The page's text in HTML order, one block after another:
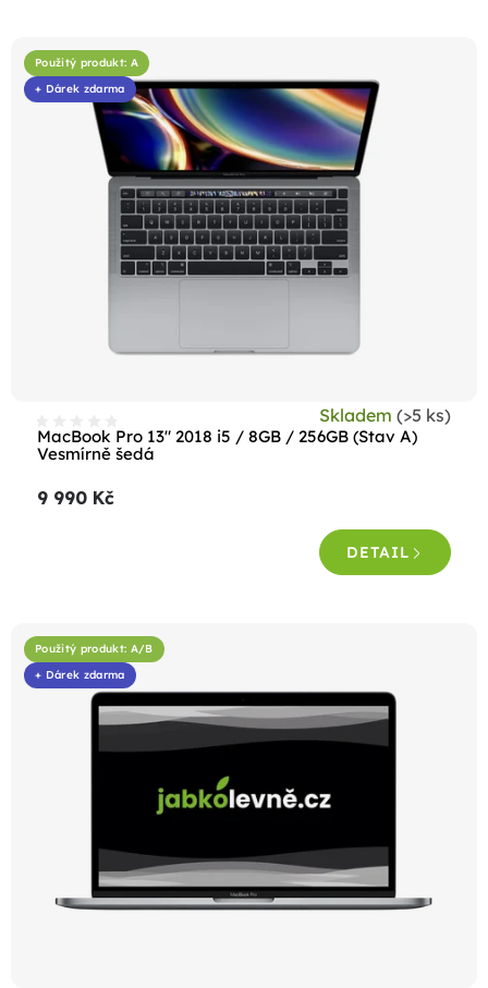
Použitý produkt: A
+ Dárek zdarma
MacBook Pro 13" 2018 i5 / 8GB / 256GB (Stav A)
Vesmírně šedá
Skladem (>5 ks)
9 990 Kč
DETAIL
Použitý produkt: A/B
+ Dárek zdarma